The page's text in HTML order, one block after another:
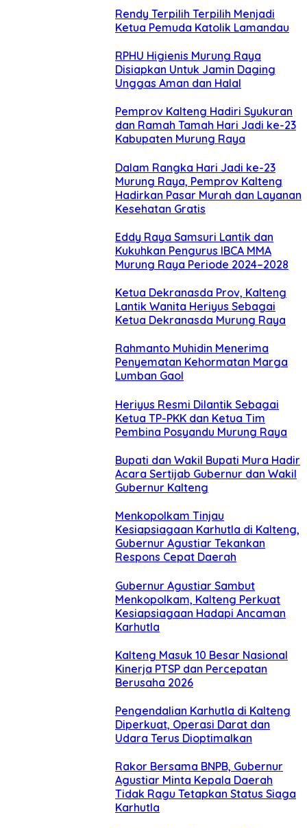
Rendy Terpilih Terpilih Menjadi
Ketua Pemuda Katolik Lamandau
RPHU Higienis Murung Raya
Disiapkan Untuk Jamin Daging
Unggas Aman dan Halal
Pemprov Kalteng Hadiri Syukuran
dan Ramah Tamah Hari Jadi ke-23
Kabupaten Murung Raya
Dalam Rangka Hari Jadi ke-23
Murung Raya, Pemprov Kalteng
Hadirkan Pasar Murah dan Layanan
Kesehatan Gratis
Eddy Raya Samsuri Lantik dan
Kukuhkan Pengurus IBCA MMA
Murung Raya Periode 2024–2028
Ketua Dekranasda Prov, Kalteng
Lantik Wanita Heriyus Sebagai
Ketua Dekranasda Murung Raya
Rahmanto Muhidin Menerima
Penyematan Kehormatan Marga
Lumban Gaol
Heriyus Resmi Dilantik Sebagai
Ketua TP-PKK dan Ketua Tim
Pembina Posyandu Murung Raya
Bupati dan Wakil Bupati Mura Hadir
Acara Sertijab Gubernur dan Wakil
Gubernur Kalteng
Menkopolkam Tinjau
Kesiapsiagaan Karhutla di Kalteng,
Gubernur Agustiar Tekankan
Respons Cepat Daerah
Gubernur Agustiar Sambut
Menkopolkam, Kalteng Perkuat
Kesiapsiagaan Hadapi Ancaman
Karhutla
Kalteng Masuk 10 Besar Nasional
Kinerja PTSP dan Percepatan
Berusaha 2026
Pengendalian Karhutla di Kalteng
Diperkuat, Operasi Darat dan
Udara Terus Dioptimalkan
Rakor Bersama BNPB, Gubernur
Agustiar Minta Kepala Daerah
Tidak Ragu Tetapkan Status Siaga
Karhutla